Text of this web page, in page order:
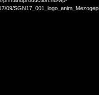
09/